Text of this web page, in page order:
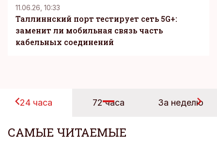
11.06.26, 10:33
Таллиннский порт тестирует сеть 5G+:
заменит ли мобильная связь часть
кабельных соединений
24 часа 72 часа За неделю
САМЫЕ ЧИТАЕМЫЕ